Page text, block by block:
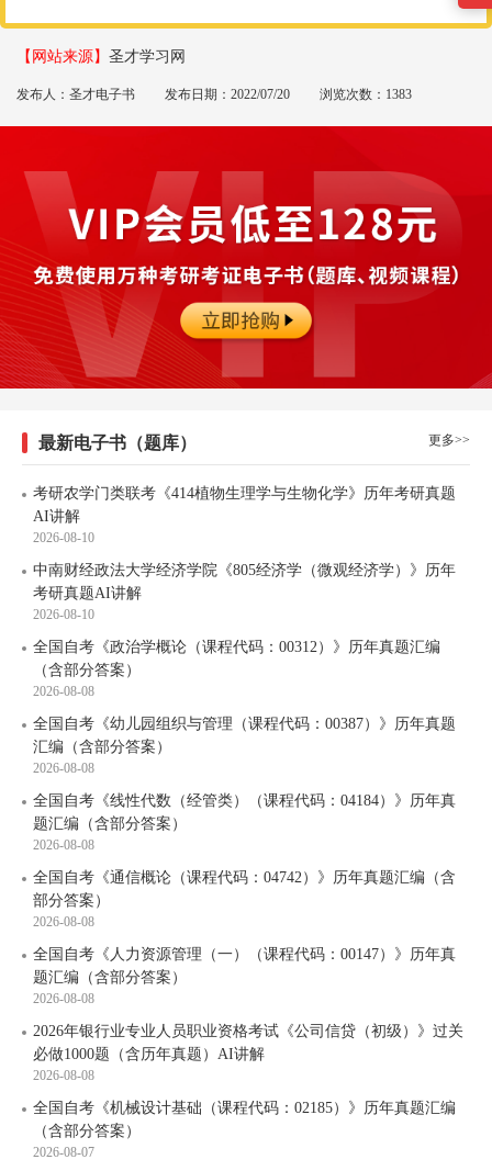
【网站来源】 圣才学习网
发布人：圣才电子书 发布日期：2022/07/20 浏览次数：1383
更多>>
最新电子书（题库）
考研农学门类联考《414植物生理学与生物化学》历年考研真题
AI讲解
2026-08-10
中南财经政法大学经济学院《805经济学（微观经济学）》历年
考研真题AI讲解
2026-08-10
全国自考《政治学概论（课程代码：00312）》历年真题汇编
（含部分答案）
2026-08-08
全国自考《幼儿园组织与管理（课程代码：00387）》历年真题
汇编（含部分答案）
2026-08-08
全国自考《线性代数（经管类）（课程代码：04184）》历年真
题汇编（含部分答案）
2026-08-08
全国自考《通信概论（课程代码：04742）》历年真题汇编（含
部分答案）
2026-08-08
全国自考《人力资源管理（一）（课程代码：00147）》历年真
题汇编（含部分答案）
2026-08-08
2026年银行业专业人员职业资格考试《公司信贷（初级）》过关
必做1000题（含历年真题）AI讲解
2026-08-08
全国自考《机械设计基础（课程代码：02185）》历年真题汇编
（含部分答案）
2026-08-07